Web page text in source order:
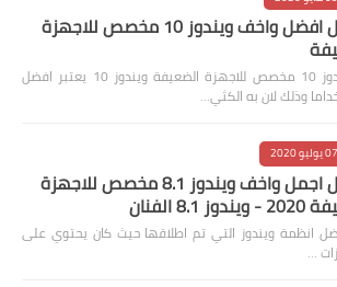
تحميل افضل واخف ويندوز 10 مخصص للاجهزة
تحميل افضل واخف ويندوز 10 مخصص للاجهزة الضعيفة ويندوز 10 يعتبر افضل
وذلك لان به الكثي…
07 يوليو 2020
تحميل اجمل واخف ويندوز 8.1 مخصص للاجهزة
8.1 الفنان
8.1 احد أفضل انظمة ويندوز التي تم اطلاقها حيث كان يحتوي على
…